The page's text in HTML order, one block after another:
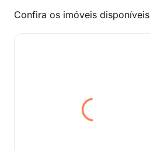
Confira os imóveis disponíveis